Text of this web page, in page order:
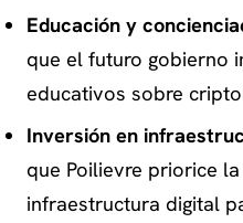
Educación y
que el futuro gobierno
educativos sobre
Inversión en
que Poilievre priorice
infraestructura digital